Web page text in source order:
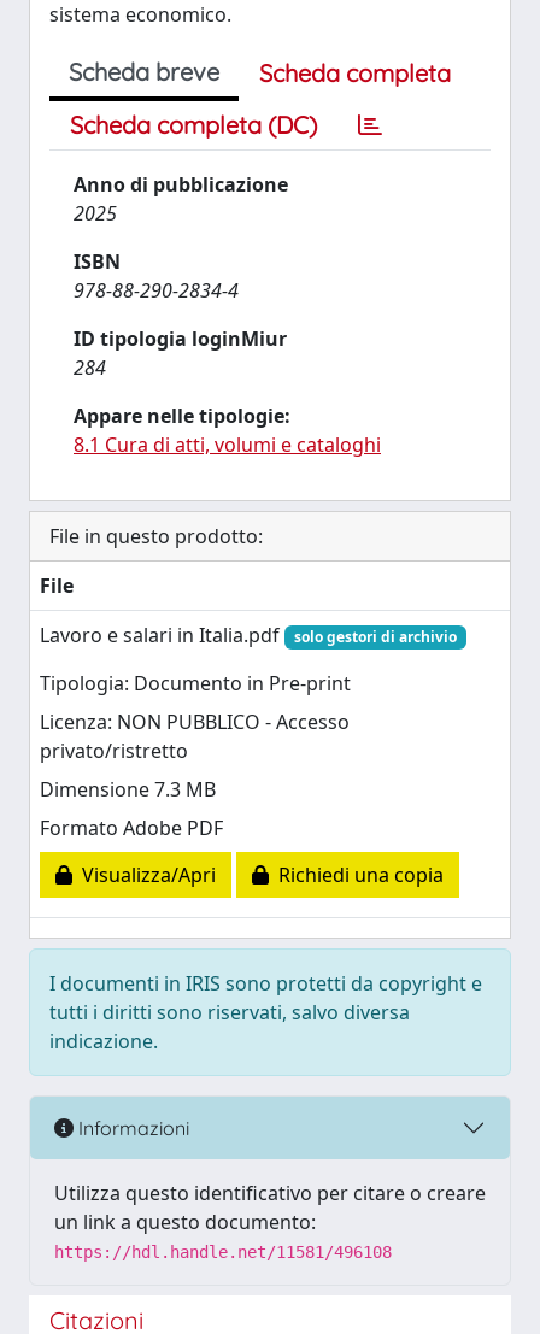
sistema economico.
Scheda breve
Scheda completa
Scheda completa (DC)
Anno di pubblicazione
2025
ISBN
978-88-290-2834-4
ID tipologia loginMiur
284
Appare nelle tipologie:
8.1 Cura di atti, volumi e cataloghi
File in questo prodotto:
File
Lavoro e salari in Italia.pdf
solo gestori di archivio
Tipologia: Documento in Pre-print
Licenza: NON PUBBLICO - Accesso
privato/ristretto
Dimensione 7.3 MB
Formato Adobe PDF
Visualizza/Apri
Richiedi una copia
I documenti in IRIS sono protetti da copyright e
tutti i diritti sono riservati, salvo diversa
indicazione.
Informazioni
Utilizza questo identificativo per citare o creare
un link a questo documento:
https://hdl.handle.net/11581/496108
Citazioni